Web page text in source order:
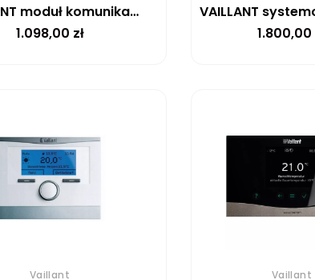
VAILLANT moduł komunikacji internetowej sensoNET VR 921
1.098,00 zł
1.800,00
Vaillant Vaillant